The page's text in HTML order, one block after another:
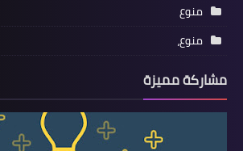
منوع
منوع،
مشاركة مميزة